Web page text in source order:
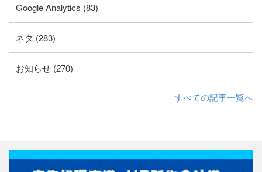
Google Analytics (83)
ネタ (283)
お知らせ (270)
すべての記事一覧へ